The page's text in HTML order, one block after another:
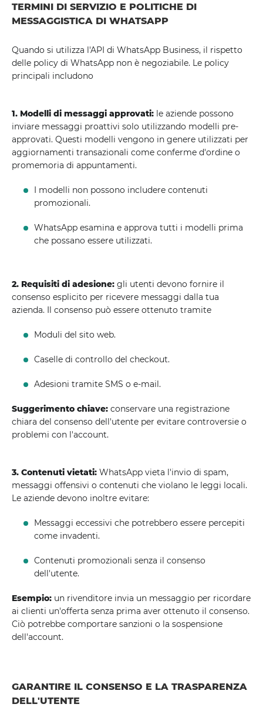
TERMINI DI SERVIZIO E POLITICHE DI
MESSAGGISTICA DI WHATSAPP
Quando si utilizza l'API di WhatsApp Business, il rispetto
delle policy di WhatsApp non è negoziabile. Le policy
principali includono
1. Modelli di messaggi approvati: le aziende possono
inviare messaggi proattivi solo utilizzando modelli pre-
approvati. Questi modelli vengono in genere utilizzati per
aggiornamenti transazionali come conferme d'ordine o
promemoria di appuntamenti.
I modelli non possono includere contenuti
promozionali.
WhatsApp esamina e approva tutti i modelli prima
che possano essere utilizzati.
2. Requisiti di adesione: gli utenti devono fornire il
consenso esplicito per ricevere messaggi dalla tua
azienda. Il consenso può essere ottenuto tramite
Moduli del sito web.
Caselle di controllo del checkout.
Adesioni tramite SMS o e-mail.
Suggerimento chiave: conservare una registrazione
chiara del consenso dell'utente per evitare controversie o
problemi con l'account.
3. Contenuti vietati: WhatsApp vieta l'invio di spam,
messaggi offensivi o contenuti che violano le leggi locali.
Le aziende devono inoltre evitare:
Messaggi eccessivi che potrebbero essere percepiti
come invadenti.
Contenuti promozionali senza il consenso
dell'utente.
Esempio: un rivenditore invia un messaggio per ricordare
ai clienti un'offerta senza prima aver ottenuto il consenso.
Ciò potrebbe comportare sanzioni o la sospensione
dell'account.
GARANTIRE IL CONSENSO E LA TRASPARENZA
DELL'UTENTE